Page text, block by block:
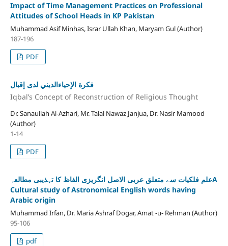
Impact of Time Management Practices on Professional
Attitudes of School Heads in KP Pakistan
Muhammad Asif Minhas, Israr Ullah Khan, Maryam Gul (Author)
187-196
PDF
فكرة الإحياءالديني لدى إقبال
Iqbal’s Concept of Reconstruction of Religious Thought
Dr. Sanaullah Al-Azhari, Mr. Talal Nawaz Janjua, Dr. Nasir Mamood
(Author)
1-14
PDF
علم فلکیات سے متعلق عربی الاصل انگریزی الفاظ کا تہذیبی مطالعہA
Cultural study of Astronomical English words having
Arabic origin
Muhammad Irfan, Dr. Maria Ashraf Dogar, Amat -u- Rehman (Author)
95-106
pdf